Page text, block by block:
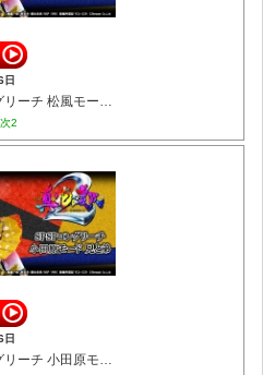
日
SPSPロングリーチ 松風モード 悪鬼が如く
2
日
SPSPロングリーチ 小田原モード 兄と弟